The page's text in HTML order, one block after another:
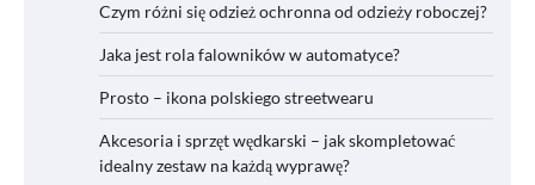
Czym różni się odzież ochronna od odzieży roboczej?
Jaka jest rola falowników w automatyce?
Prosto – ikona polskiego streetwearu
Akcesoria i sprzęt wędkarski – jak skompletować
idealny zestaw na każdą wyprawę?